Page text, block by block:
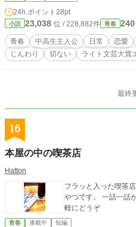
不器用な中学生の娘
が大好きだった主人
を買うお金はあるの
（競馬場とかに居る
^;)） ★サンタクロースの弟子～ミニスカサンタがお手伝いの
ご褒美に貰ったもの
マスケーキ売りの女
ジャージを履かせて
の時に火葬場で見初
て私を地獄に連れて
場人物は一切無関係
議な出来事です。デ
で、とにかく拙いで
そうすると跡形も無
人-)） 表紙絵は荒川図像さんよりお借りしました。(-人-) http
24h.ポイント 28pt
小説 23,038 位 / 228,882件 青春 240
青春 中高生主人公 日常 恋愛
じんわり
切ない ライト文芸大賞
最終
16
本屋の中の喫茶店
Hatton
フラッと入った喫茶
やつです。 一話一話
軽にどうぞ
青春 連載中 短編